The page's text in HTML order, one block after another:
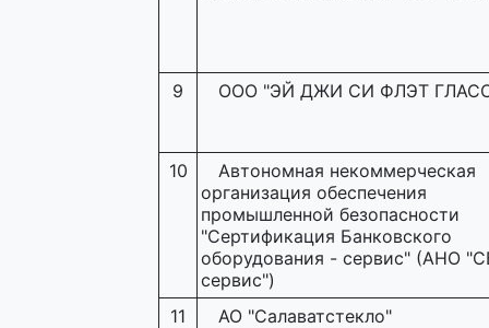
9 ООО "ЭЙ ДЖИ СИ ФЛЭТ
10
Автономная некоммерческая
организация обеспечения
промышленной безопасности
"Сертификация Банковского
оборудования - сервис" (АНО
сервис")
11
АО "Салаватстекло"